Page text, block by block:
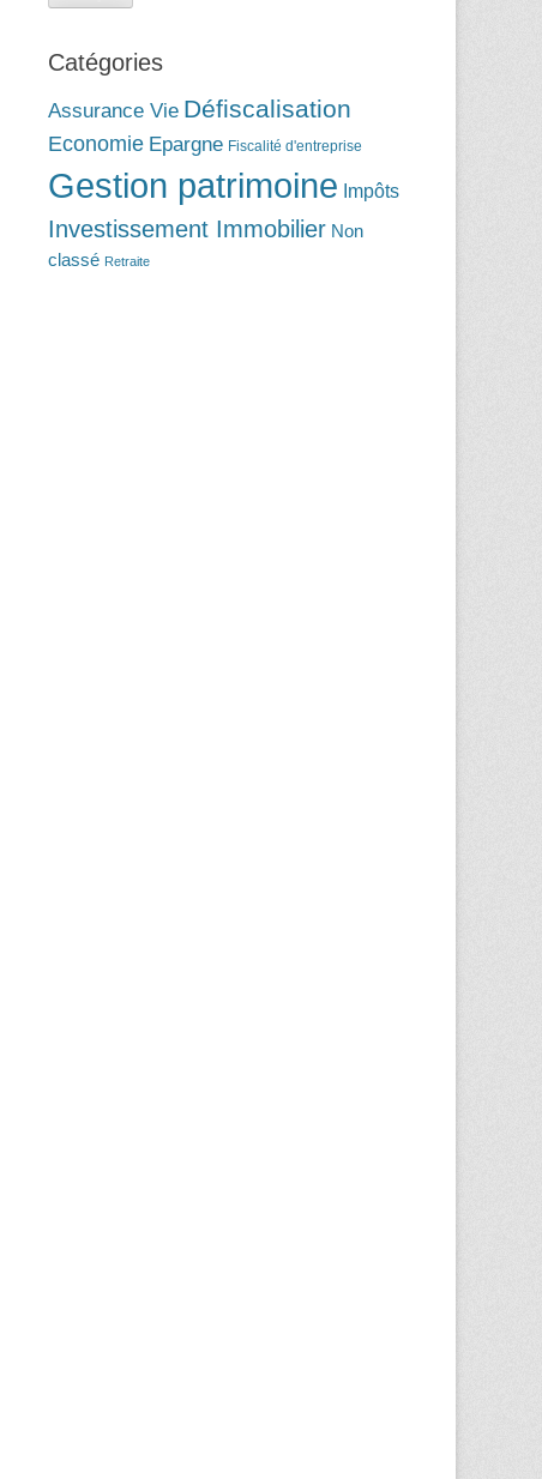
Catégories
Assurance Vie Défiscalisation
Economie Epargne Fiscalité d'entreprise
Gestion patrimoine Impôts
Investissement Immobilier Non
classé Retraite